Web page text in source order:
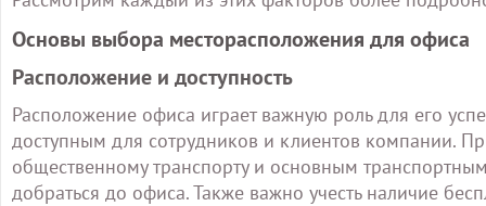
Основы выбора месторасположения для офиса
Расположение и доступность
Расположение офиса играет важную роль для его
доступным для сотрудников и клиентов компании.
общественному транспорту и основным
добраться до офиса. Также важно учесть наличие